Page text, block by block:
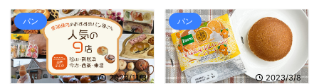
パン
2023/11/3
パン
2023/3/8